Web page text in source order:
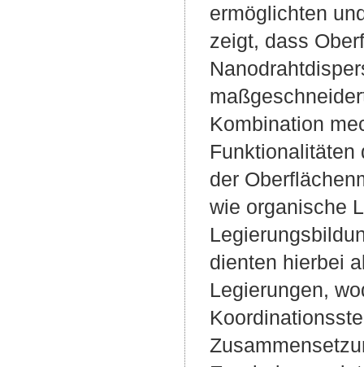
ermöglichten
zeigt, dass
Kombination
Funktionalitäten
der
wie organische
dienten hierbei
Legierungen,